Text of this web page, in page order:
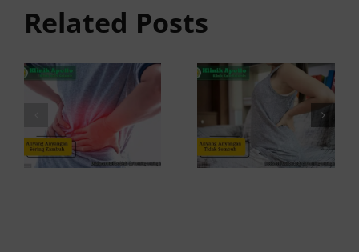
Related Posts
Sering
Kambuh
dan Cara
Atasinya
Penyebab
dan
Solusinya